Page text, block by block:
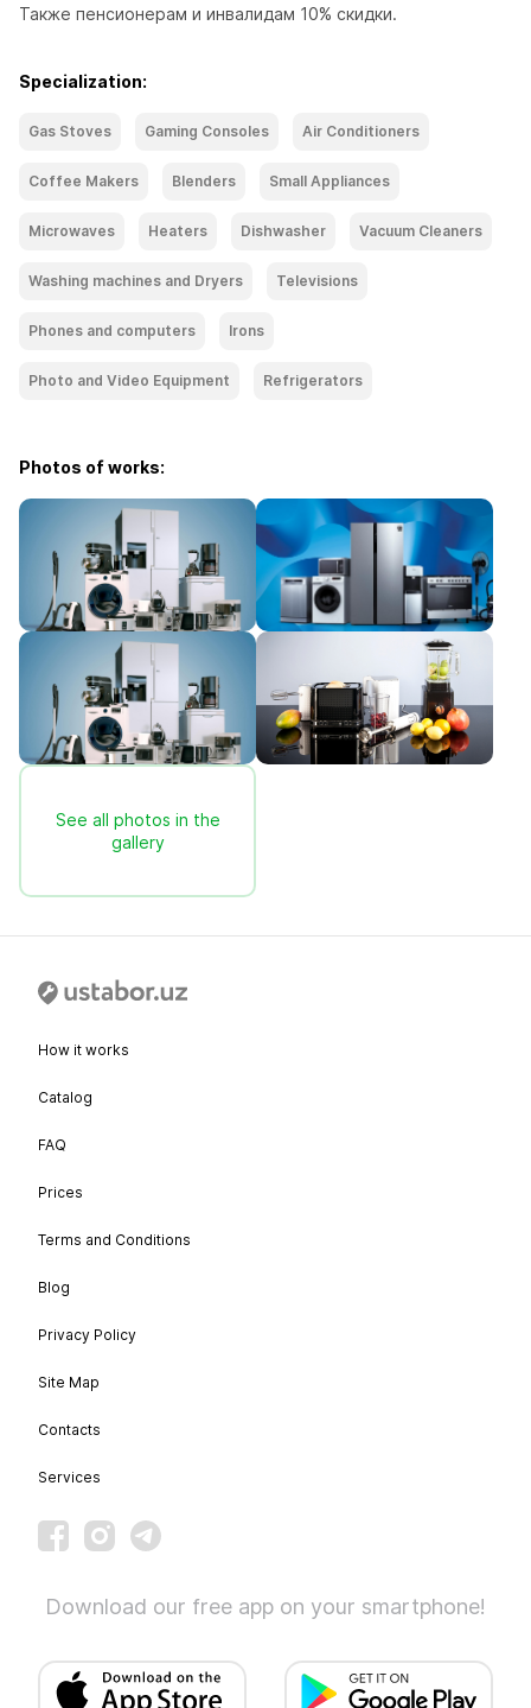
Также пенсионерам и инвалидам 10% скидки.
Specialization:
Gas Stoves Gaming Consoles Air Conditioners
Coffee Makers Blenders Small Appliances
Microwaves Heaters Dishwasher Vacuum Cleaners
Washing machines and Dryers Televisions
Phones and computers Irons
Photo and Video Equipment Refrigerators
Photos of works:
See all photos in the
gallery
How it works
Catalog
FAQ
Prices
Terms and Conditions
Blog
Privacy Policy
Site Map
Contacts
Services
Download our free app on your smartphone!